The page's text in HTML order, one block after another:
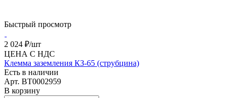
Быстрый просмотр
2 024 ₽/шт
ЦЕНА С НДС
Клемма заземления КЗ-65 (струбцина)
Есть в наличии
Арт. BT0002959
В корзину